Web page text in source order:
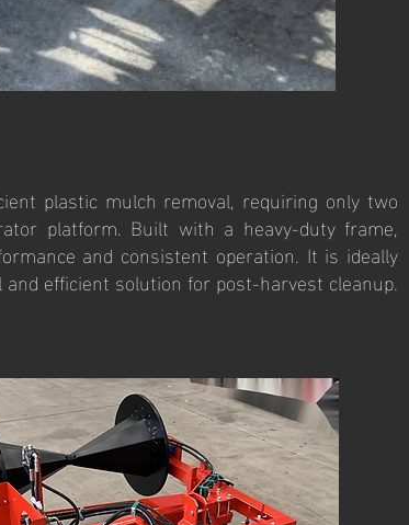
plastic mulch removal, requiring only two
platform. Built with a heavy-duty frame,
and consistent operation. It is ideally
efficient solution for post-harvest cleanup.